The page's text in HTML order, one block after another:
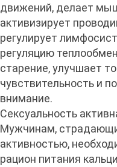
движений, делает
активизирует
регулирует
регуляцию
старение, улучшает
чувствительность и
внимание.
Сексуальность
Мужчинам,
активностью,
рацион питания